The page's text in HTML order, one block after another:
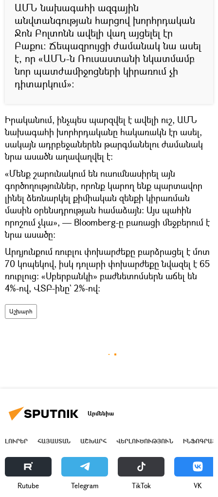
ԱՄՆ նախագահի ազգային
անվտանգության հարցով խորհրդական
Ջոն Բոլտոնն ավելի վաղ այցելել էր
Բաքու։ Ճեպազրույցի ժամանակ նա ասել
է, որ «ԱՄՆ-ն Ռուսաստանի նկատմամբ
նոր պատժամիջոցների կիրառում չի
դիտարկում»։
Իրականում, ինչպես պարզվել է ավելի ուշ, ԱՄՆ
նախագահի խորհրդականը հակառակն էր ասել,
սակայն ադրբեջաներեն թարգմանելու ժամանակ
նրա ասածն աղավաղվել է։
«Մենք շարունակում են ուսումնասիրել այն
գործողություններ, որոնք կարող ենք պարտավոր
լինել ձեռնարկել քիմիական զենքի կիրառման
մասին օրենսդրության համաձայն։ Այս պահին
որոշում չկա», — Bloomberg-ը բառացի մեջբերում է
նրա ասածը։
Արդյունքում ռուբլու փոխարժեքը բարձրացել է մոտ
70 կոպեկով, իսկ դոլարի փոխարժեքը նվազել է 65
ռուբլուց։ «Սբերբանկի» բաժնետոմսերն աճել են
4%-ով, ՎՏԲ-ինը` 2%-ով։
Աշխարհ
Արմենիա
ԼՈՒՐԵՐ ՀԱՅԱՍՏԱՆ ԱՇԽԱՐՀ ՎԵՐԼՈՒԾՈՒԹՅՈՒՆ
Rutube Telegram ТikТоk VK